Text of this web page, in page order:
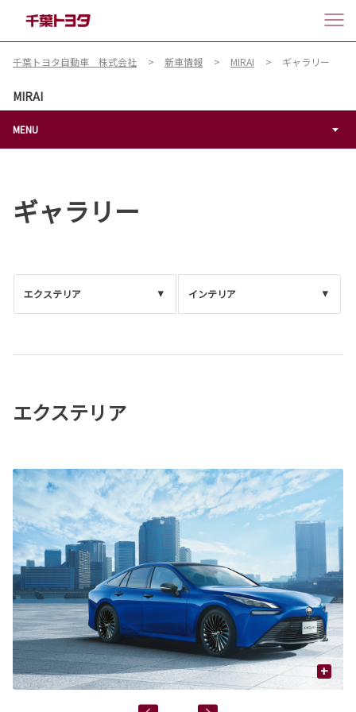
千葉トヨタ自動車 株式会社 新車情報 MIRAI ギャラリー
MIRAI
MENU
ギャラリー
エクステリア インテリア
エクステリア
+